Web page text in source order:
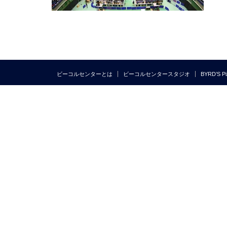
ビーコルセンターとは ビーコルセンタースタジオ BYRD’S